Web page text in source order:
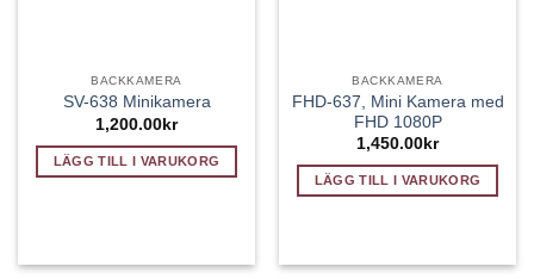
BACKKAMERA
SV-638 Minikamera
1,200.00 kr
LÄGG TILL I VARUKORG
BACKKAMERA
FHD-637, Mini Kamera med
FHD 1080P
1,450.00 kr
LÄGG TILL I VARUKORG